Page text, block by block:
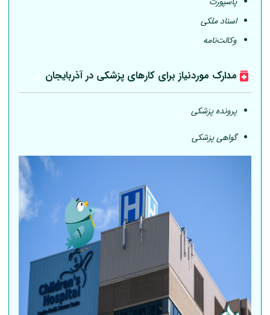
اسناد ملکی
وکالت‌نامه
مدارک موردنیاز برای کارهای پزشکی در آذربایجان
پرونده پزشکی
گواهی پزشکی